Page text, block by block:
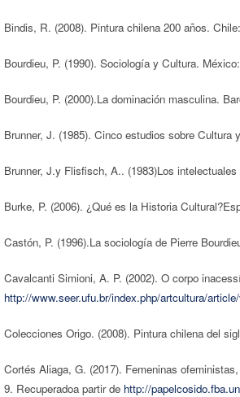
Bindis, R. (2008). Pintura chilena 200 años.
Bourdieu, P. (1990). Sociología y Cultura.
Bourdieu, P. (2000).La dominación masculina.
Brunner, J. (1985). Cinco estudios sobre Cultura
Brunner, J.y Flisfisch, A.. (1983)Los
Burke, P. (2006). ¿Qué es la Historia
Castón, P. (1996).La sociología de Pierre
Cavalcanti Simioni, A. P. (2002). O corpo
http://www.seer.ufu.br/index.php/artcultura/
Colecciones Origo. (2008). Pintura chilena del
Cortés Aliaga, G. (2017). Femeninas
9. Recuperadoa partir de http://